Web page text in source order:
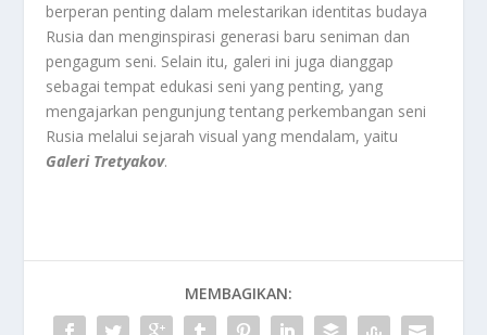
berperan penting dalam melestarikan identitas budaya
Rusia dan menginspirasi generasi baru seniman dan
pengagum seni. Selain itu, galeri ini juga dianggap
sebagai tempat edukasi seni yang penting, yang
mengajarkan pengunjung tentang perkembangan seni
Rusia melalui sejarah visual yang mendalam, yaitu
Galeri Tretyakov.
MEMBAGIKAN: